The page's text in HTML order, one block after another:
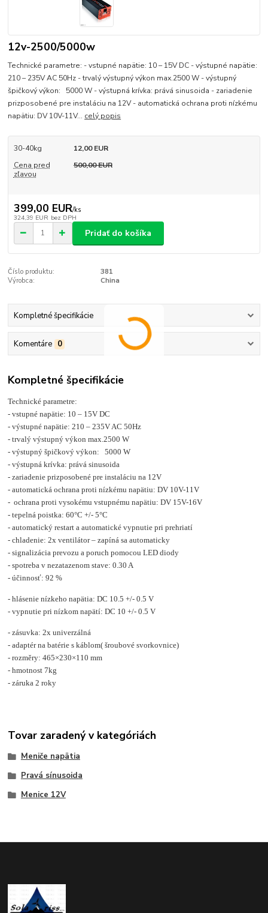
12v-2500/5000w
Technické parametre: - vstupné napätie: 10 – 15V DC - výstupné napätie:
210 – 235V AC 50Hz - trvalý výstupný výkon max.2500 W - výstupný
špičkový výkon: 5000 W - výstupná krívka: prává sinusoida - zariadenie
prizposobené pre instaláciu na 12V - automatická ochrana proti nízkému
napätiu: DV 10V-11V... celý popis
30-40kg
12,00 EUR
Cena pred
zľavou
500,00 EUR
399,00 EUR/ks
324,39 EUR bez DPH
Pridať do košíka
Číslo produktu:
381
Výrobca:
China
Kompletné špecifikácie
Komentáre 0
Kompletné špecifikácie
Technické parametre:
- vstupné napätie: 10 – 15V DC
- výstupné napätie: 210 – 235V AC 50Hz
- trvalý výstupný výkon max.2500 W
- výstupný špičkový výkon: 5000 W
- výstupná krívka: prává sinusoida
- zariadenie prizposobené pre instaláciu na 12V
- automatická ochrana proti nízkému napätiu: DV 10V-11V
- ochrana proti vysokému vstupnému napätiu: DV 15V-16V
- tepelná poistka: 60°C +/- 5°C
- automatický restart a automatické vypnutie pri prehriatí
- chladenie: 2x ventilátor – zapíná sa automaticky
- signalizácia prevozu a poruch pomocou LED diody
- spotreba v nezatazenom stave: 0.30 A
- účinnosť: 92 %
- hlásenie nízkeho napätia: DC 10.5 +/- 0.5 V
- vypnutie pri nízkom napätí: DC 10 +/- 0.5 V
- zásuvka: 2x univerzálná
- adaptér na batérie s káblom( šroubové svorkovnice)
- rozměry: 465×230×110 mm
- hmotnost 7kg
- záruka 2 roky
Tovar zaradený v kategóriách
Meniče napätia
Pravá sínusoida
Menice 12V